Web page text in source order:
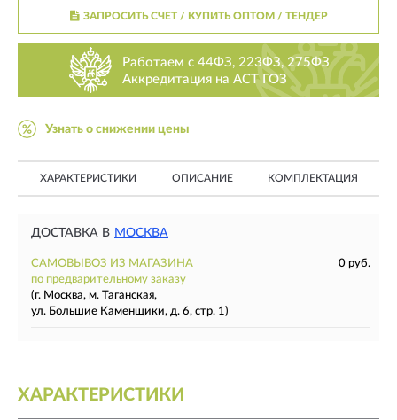
ЗАПРОСИТЬ СЧЕТ / КУПИТЬ ОПТОМ/ ТЕНДЕР
Работаем с 44ФЗ, 223ФЗ, 275ФЗ
Аккредитация на АСТ ГОЗ
Узнать о снижении цены
ХАРАКТЕРИСТИКИ ОПИСАНИЕ КОМПЛЕКТАЦИЯ
ДОСТАВКА В МОСКВА
САМОВЫВОЗ ИЗ МАГАЗИНА
0 руб.
по предварительному заказу
(г. Москва, м. Таганская,
ул. Большие Каменщики, д. 6, стр. 1)
ХАРАКТЕРИСТИКИ